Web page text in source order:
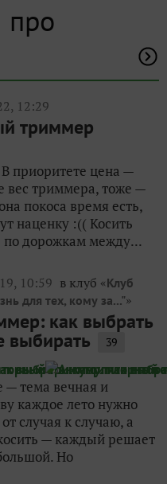
про
12:29
триммер
приоритете цена —
вес триммера, тоже —
покоса время есть,
наценку :(( Косить
по дорожкам между...
10:59 в клуб «Клуб
для тех, кому за..."»
как выбрать
выбирать 39
— тема вечная и
каждое лето нужно
случая к случаю, а
— каждый решает
Но